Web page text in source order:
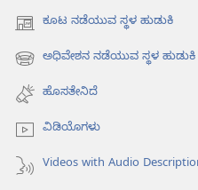
ಕೂಟ ನಡೆಯುವ ಸ್ಥಳ ಹುಡುಕಿ
(opens
new
window)
ಅಧಿವೇಶನ ನಡೆಯುವ ಸ್ಥಳ ಹುಡುಕಿ
(opens
new
window)
ಹೊಸತೇನಿದೆ
ವಿಡಿಯೊಗಳು
Videos with Audio